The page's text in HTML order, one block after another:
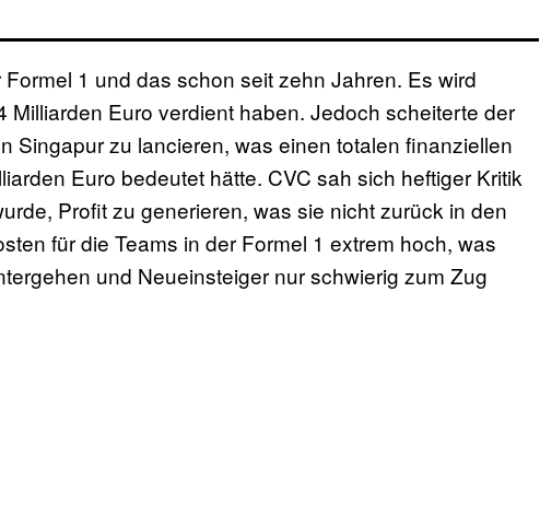
1 und das schon seit zehn Jahren. Es wird
Milliarden Euro verdient haben. Jedoch scheiterte der
Singapur zu lancieren, was einen totalen finanziellen
Euro bedeutet hätte. CVC sah sich heftiger Kritik
Profit zu generieren, was sie nicht zurück in den
für die Teams in der Formel 1 extrem hoch, was
und Neueinsteiger nur schwierig zum Zug